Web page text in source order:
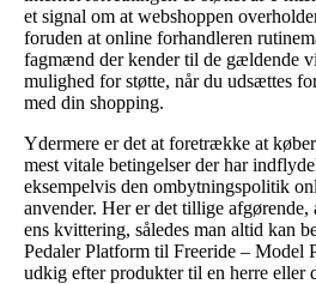
et signal om at webshoppen
foruden at online forhandleren
fagmænd der kender til de gældende
mulighed for støtte, når du udsættes
med din shopping.
Ydermere er det at foretrække at
mest vitale betingelser der har
eksempelvis den ombytningspolitik
anvender. Her er det tillige
ens kvittering, således man altid kan
Pedaler Platform til Freeride – Model
udkig efter produkter til en herre eller